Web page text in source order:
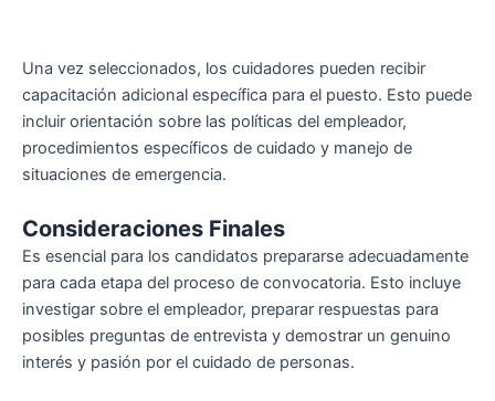
Una vez seleccionados, los cuidadores pueden recibir
capacitación adicional específica para el puesto. Esto puede
incluir orientación sobre las políticas del empleador,
procedimientos específicos de cuidado y manejo de
situaciones de emergencia.
Consideraciones Finales
Es esencial para los candidatos prepararse adecuadamente
para cada etapa del proceso de convocatoria. Esto incluye
investigar sobre el empleador, preparar respuestas para
posibles preguntas de entrevista y demostrar un genuino
interés y pasión por el cuidado de personas.